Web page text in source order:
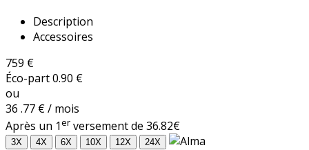
Description
Accessoires
759 €
Éco-part 0.90 €
ou
36 .77 €/ mois
Après un 1er versement de 36.82€
3X 4X 6X 10X 12X 24X